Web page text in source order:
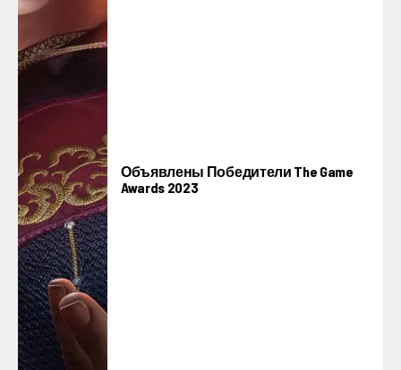
Объявлены Победители The Game
Awards 2023